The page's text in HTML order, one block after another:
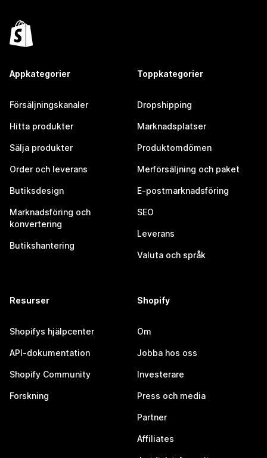
Appkategorier
Försäljningskanaler
Hitta produkter
Sälja produkter
Order och leverans
Butiksdesign
Marknadsföring och
konvertering
Butikshantering
Toppkategorier
Dropshipping
Marknadsplatser
Produktomdömen
Merförsäljning och paket
E-postmarknadsföring
SEO
Leverans
Valuta och språk
Resurser
Shopifys hjälpcenter
API-dokumentation
Shopify Community
Forskning
Shopify
Om
Jobba hos oss
Investerare
Press och media
Partner
Affiliates